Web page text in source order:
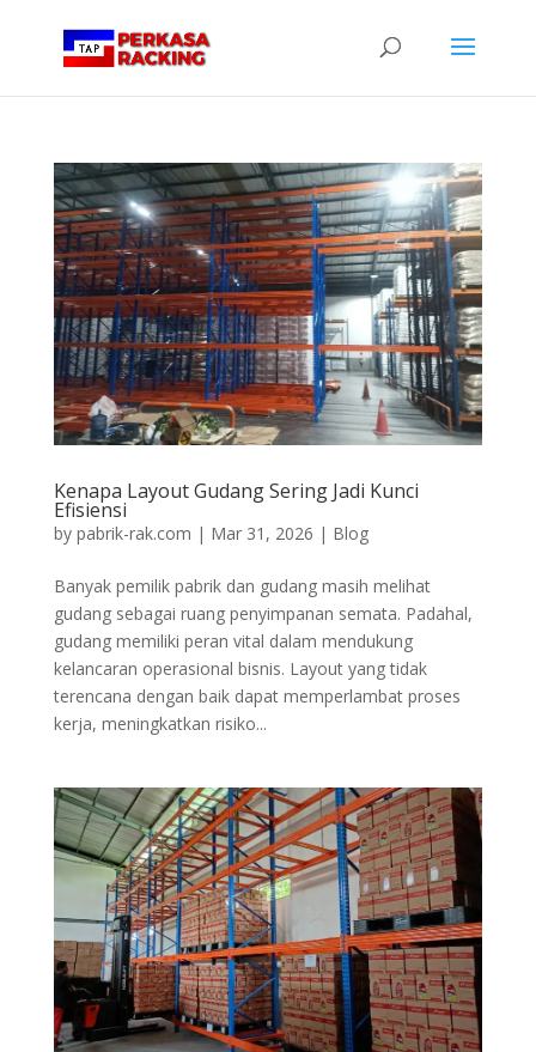
Kenapa Layout Gudang Sering Jadi Kunci
Efisiensi
by pabrik-rak.com | Mar 31, 2026 | Blog
Banyak pemilik pabrik dan gudang masih melihat
gudang sebagai ruang penyimpanan semata. Padahal,
gudang memiliki peran vital dalam mendukung
kelancaran operasional bisnis. Layout yang tidak
terencana dengan baik dapat memperlambat proses
kerja, meningkatkan risiko...